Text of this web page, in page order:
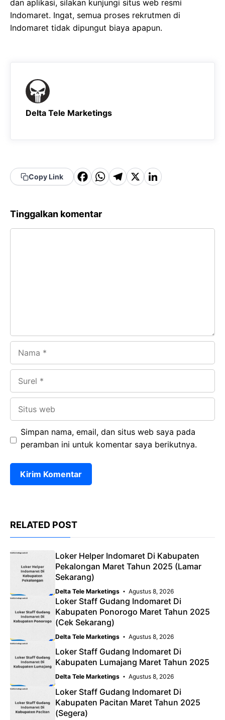
dan aplikasi, silakan kunjungi situs web resmi
Indomaret. Ingat, semua proses rekrutmen di
Indomaret tidak dipungut biaya apapun.
Delta Tele Marketings
Copy Link
F
c
e
W
a
t
T
g
X Li
e
Tinggalkan komentar
Simpan nama, email, dan situs web saya pada
peramban ini untuk komentar saya berikutnya.
RELATED POST
Loker Helper Indomaret Di Kabupaten
Pekalongan Maret Tahun 2025 (Lamar
Sekarang)
Delta Tele Marketings Agustus 8, 2026
Loker Staff Gudang Indomaret Di
Kabupaten Ponorogo Maret Tahun 2025
(Cek Sekarang)
Delta Tele Marketings Agustus 8, 2026
Loker Staff Gudang Indomaret Di
Kabupaten Lumajang Maret Tahun 2025
Delta Tele Marketings Agustus 8, 2026
Loker Staff Gudang Indomaret Di
Kabupaten Pacitan Maret Tahun 2025
(Segera)